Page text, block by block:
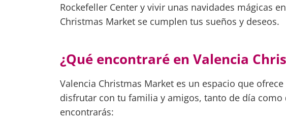
Rockefeller Center y vivir unas navidades mágicas
Christmas Market se cumplen tus sueños y deseos.
¿Qué encontraré en Valencia
Valencia Christmas Market es un espacio que
disfrutar con tu familia y amigos, tanto de día como
encontrarás: